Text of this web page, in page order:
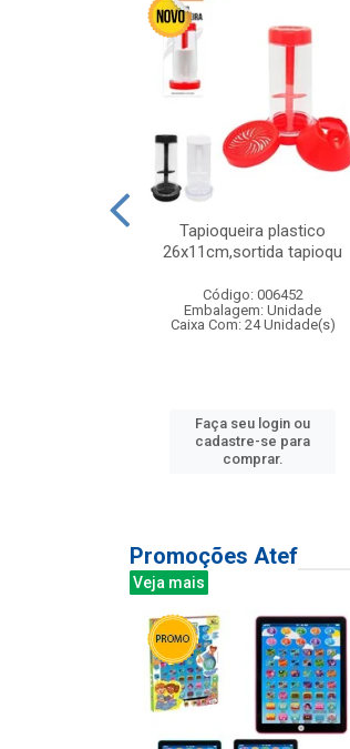
Tapioqueira plastico
26x11cm,sortida tapioqu
Código: 006452
Embalagem: Unidade
Caixa Com: 24 Unidade(s)
Faça seu login ou
cadastre-se para
comprar.
Promoções Atef
Veja mais